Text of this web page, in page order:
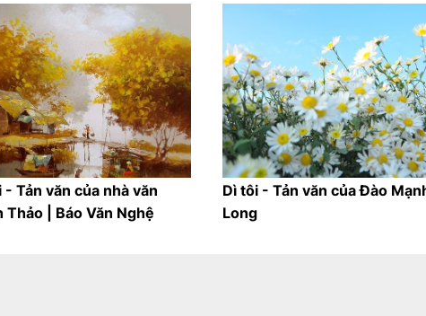
- Tản văn của nhà văn
Thảo | Báo Văn Nghệ
Dì tôi - Tản văn của Đào
Long